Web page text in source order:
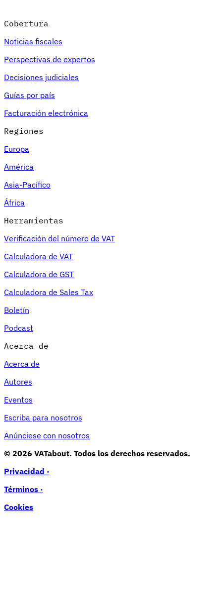
Cobertura
Noticias fiscales
Perspectivas de expertos
Decisiones judiciales
Guías por país
Facturación electrónica
Regiones
Europa
América
Asia-Pacífico
África
Herramientas
Verificación del número de VAT
Calculadora de VAT
Calculadora de GST
Calculadora de Sales Tax
Boletín
Podcast
Acerca de
Acerca de
Autores
Eventos
Escriba para nosotros
Anúnciese con nosotros
© 2026 VATabout. Todos los derechos reservados.
Privacidad ·
Términos ·
Cookies